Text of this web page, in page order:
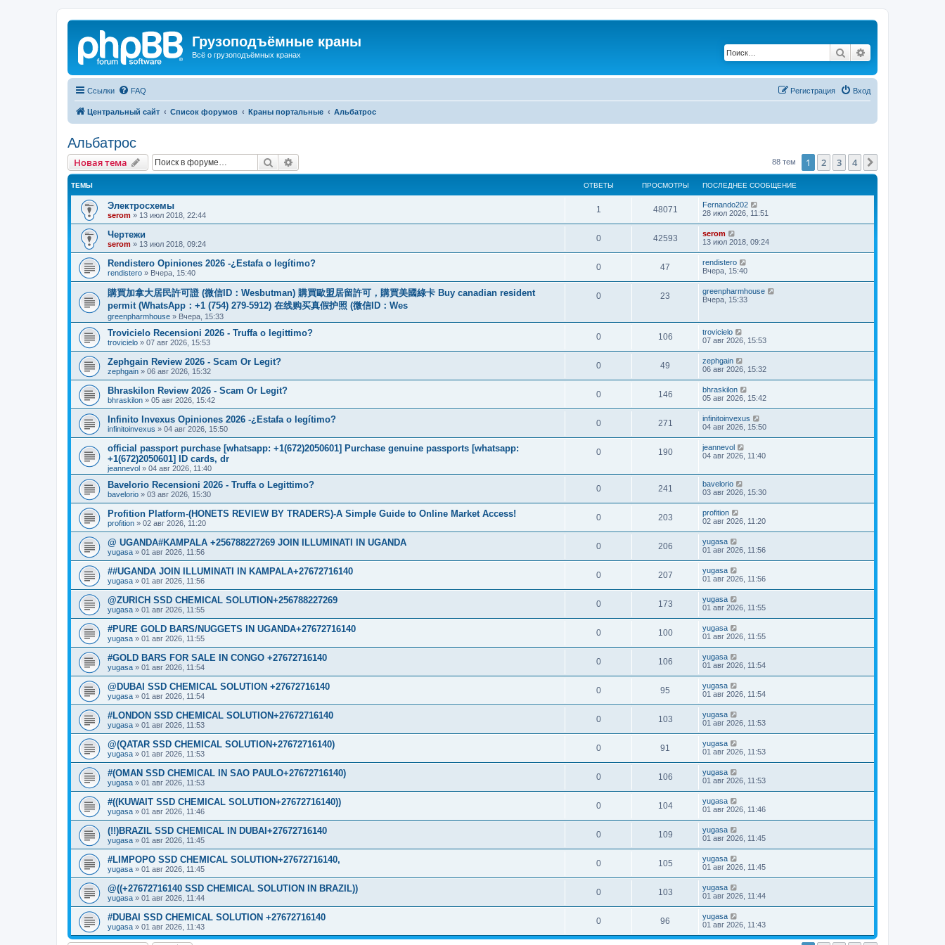
Грузоподъёмные краны
Всё о грузоподъёмных кранах Поиск
Ссылки FAQ Вход
Регистрация
Центральный сайт Список форумов Краны портальные Альбатрос
Альбатрос
Новая тема Поиск 88 тем 1 2 3 4
ТЕМЫ ОТВЕТЫ ПРОСМОТРЫ ПОСЛЕДНЕЕ СООБЩЕНИЕ
Электросхемы
serom » 13 июл 2018, 22:44
1 48071
Fernando202
28 июл 2026, 11:51
Чертежи
serom » 13 июл 2018, 09:24
0 42593
serom
13 июл 2018, 09:24
Rendistero Opiniones 2026 -¿Estafa o legítimo?
rendistero » Вчера, 15:40
0 47
rendistero
Вчера, 15:40
購買加拿大居民許可證 (微信ID：Wesbutman) 購買歐盟居留許可，購買美國綠卡 Buy canadian resident
permit (WhatsApp：+1 (754) 279-5912) 在线购买真假护照 (微信ID：Wes
greenpharmhouse » Вчера, 15:33
0 23
greenpharmhouse
Вчера, 15:33
Trovicielo Recensioni 2026 - Truffa o legittimo?
trovicielo » 07 авг 2026, 15:53
0 106
trovicielo
07 авг 2026, 15:53
Zephgain Review 2026 - Scam Or Legit?
zephgain » 06 авг 2026, 15:32
0 49
zephgain
06 авг 2026, 15:32
Bhraskilon Review 2026 - Scam Or Legit?
bhraskilon » 05 авг 2026, 15:42
0 146
bhraskilon
05 авг 2026, 15:42
Infinito Invexus Opiniones 2026 -¿Estafa o legítimo?
infinitoinvexus » 04 авг 2026, 15:50
0 271
infinitoinvexus
04 авг 2026, 15:50
official passport purchase [whatsapp: +1(672)2050601] Purchase genuine passports [whatsapp:
+1(672)2050601] ID cards, dr
jeannevol » 04 авг 2026, 11:40
0 190
jeannevol
04 авг 2026, 11:40
Bavelorio Recensioni 2026 - Truffa o Legittimo?
bavelorio » 03 авг 2026, 15:30
0 241
bavelorio
03 авг 2026, 15:30
Profition Platform-(HONETS REVIEW BY TRADERS)-A Simple Guide to Online Market Access!
profition » 02 авг 2026, 11:20
0 203
profition
02 авг 2026, 11:20
@ UGANDA#KAMPALA +256788227269 JOIN ILLUMINATI IN UGANDA
yugasa » 01 авг 2026, 11:56
0 206
yugasa
01 авг 2026, 11:56
##UGANDA JOIN ILLUMINATI IN KAMPALA+27672716140
yugasa » 01 авг 2026, 11:56
0 207
yugasa
01 авг 2026, 11:56
@ZURICH SSD CHEMICAL SOLUTION+256788227269
yugasa » 01 авг 2026, 11:55
0 173
yugasa
01 авг 2026, 11:55
#PURE GOLD BARS/NUGGETS IN UGANDA+27672716140
yugasa » 01 авг 2026, 11:55
0 100
yugasa
01 авг 2026, 11:55
#GOLD BARS FOR SALE IN CONGO +27672716140
yugasa » 01 авг 2026, 11:54
0 106
yugasa
01 авг 2026, 11:54
@DUBAI SSD CHEMICAL SOLUTION +27672716140
yugasa » 01 авг 2026, 11:54
0 95
yugasa
01 авг 2026, 11:54
#LONDON SSD CHEMICAL SOLUTION+27672716140
yugasa » 01 авг 2026, 11:53
0 103
yugasa
01 авг 2026, 11:53
@(QATAR SSD CHEMICAL SOLUTION+27672716140)
yugasa » 01 авг 2026, 11:53
0 91
yugasa
01 авг 2026, 11:53
#(OMAN SSD CHEMICAL IN SAO PAULO+27672716140)
yugasa » 01 авг 2026, 11:53
0 106
yugasa
01 авг 2026, 11:53
#((KUWAIT SSD CHEMICAL SOLUTION+27672716140))
yugasa » 01 авг 2026, 11:46
0 104
yugasa
01 авг 2026, 11:46
(!!)BRAZIL SSD CHEMICAL IN DUBAI+27672716140
yugasa » 01 авг 2026, 11:45
0 109
yugasa
01 авг 2026, 11:45
#LIMPOPO SSD CHEMICAL SOLUTION+27672716140,
yugasa » 01 авг 2026, 11:45
0 105
yugasa
01 авг 2026, 11:45
@((+27672716140 SSD CHEMICAL SOLUTION IN BRAZIL))
yugasa » 01 авг 2026, 11:44
0 103
yugasa
01 авг 2026, 11:44
#DUBAI SSD CHEMICAL SOLUTION +27672716140
yugasa » 01 авг 2026, 11:43
0 96
yugasa
01 авг 2026, 11:43